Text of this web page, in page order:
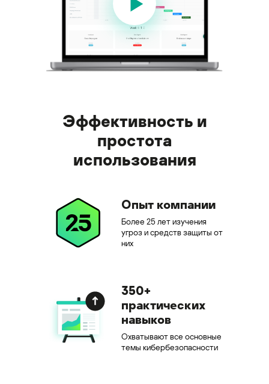
Эффективность и
простота
использования
Опыт компании
Более 25 лет изучения
угроз и средств защиты от
них
350+
практических
навыков
Охватывают все основные
темы кибербезопасности